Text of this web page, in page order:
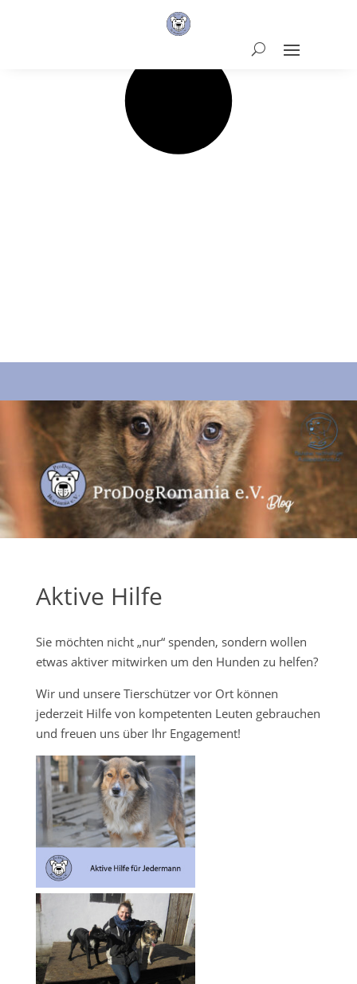
Aktive Hilfe
Sie möchten nicht „nur“ spenden, sondern wollen
etwas aktiver mitwirken um den Hunden zu helfen?
Wir und unsere Tierschützer vor Ort können
jederzeit Hilfe von kompetenten Leuten gebrauchen
und freuen uns über Ihr Engagement!